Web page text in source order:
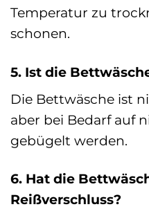
Temperatur zu
schonen.
5. Ist die
Die Bettwäsche ist
aber bei Bedarf auf
gebügelt werden.
6. Hat die
Reißverschluss?